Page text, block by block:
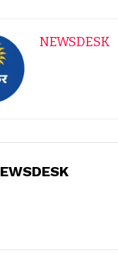
NEWSDESK